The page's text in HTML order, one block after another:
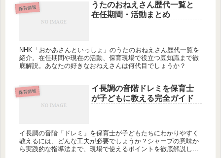
保育情報
うたのおねえさん歴代一覧と
在任期間・活動まとめ
NHK「おかあさんといっしょ」のうたのおねえさん歴代一覧を
紹介。在任期間や現在の活動、保育現場で役立つ豆知識まで徹
底解説。あなたの好きなおねえさんは何代目でしょうか？
保育情報
イ長調の音階ドレミを保育士
が子どもに教える完全ガイド
イ長調の音階「ドレミ」を保育士が子どもたちにわかりやすく
教えるには、どんな工夫が必要でしょうか？シャープの意味か
ら実践的な指導法まで、現場で使えるポイントを徹底解説しま